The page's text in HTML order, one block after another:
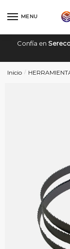
MENU
Confía en
Inicio /